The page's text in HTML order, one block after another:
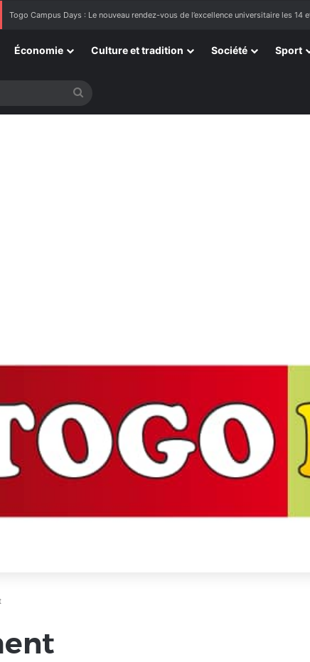
1ère Édition des Grandes Retrouvailles des Ressortissants de Kpélé Govié
Économie Culture et tradition Société Sport